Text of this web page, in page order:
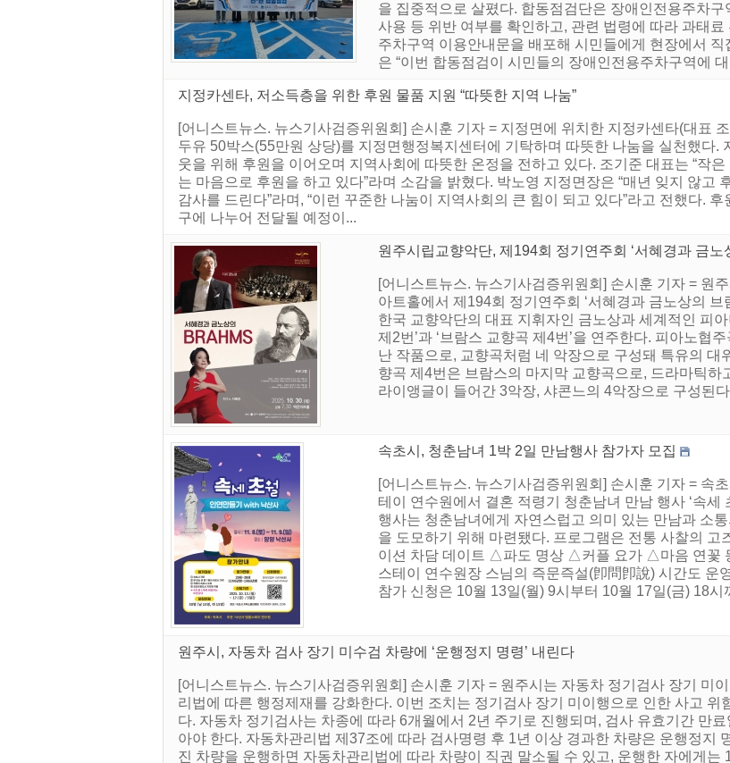
을 집중적으로 살폈다. 합동점검단은 장애인전용주차
사용 등 위반 여부를 확인하고, 관련 법령에 따라 과태
주차구역 이용안내문을 배포해 시민들에게 현장에서
은 “이번 합동점검이 시민들의 장애인전용주차구역에
지정카센타, 저소득층을 위한 후원 물품 지원 “따뜻한 지역 나눔”
[어니스트뉴스. 뉴스기사검증위원회] 손시훈 기자 = 지정면에 위치한 지정카센타(대표
두유 50박스(55만원 상당)를 지정면행정복지센터에 기탁하며 따뜻한 나눔을 실천했다.
웃을 위해 후원을 이어오며 지역사회에 따뜻한 온정을 전하고 있다. 조기준 대표는 “작
는 마음으로 후원을 하고 있다”라며 소감을 밝혔다. 박노영 지정면장은 “매년 잊지 않고
감사를 드린다”라며, “이런 꾸준한 나눔이 지역사회의 큰 힘이 되고 있다”라고 전했다.
구에 나누어 전달될 예정이...
원주시립교향악단, 제194회 정기연주회 ‘서혜경과 금노
[어니스트뉴스. 뉴스기사검증위원회] 손시훈 기자 = 원
아트홀에서 제194회 정기연주회 ‘서혜경과 금노상의
한국 교향악단의 대표 지휘자인 금노상과 세계적인 피
제2번’과 ‘브람스 교향곡 제4번’을 연주한다. 피아노협
난 작품으로, 교향곡처럼 네 악장으로 구성돼 특유의
향곡 제4번은 브람스의 마지막 교향곡으로, 드라마틱
라이앵글이 들어간 3악장, 샤콘느의 4악장으로 구성된
속초시, 청춘남녀 1박 2일 만남행사 참가자 모집
[어니스트뉴스. 뉴스기사검증위원회] 손시훈 기자 = 속
테이 연수원에서 결혼 적령기 청춘남녀 만남 행사 ‘속세
행사는 청춘남녀에게 자연스럽고 의미 있는 만남과 소
을 도모하기 위해 마련됐다. 프로그램은 전통 사찰의
이션 차담 데이트 △파도 명상 △커플 요가 △마음 연꽃
스테이 연수원장 스님의 즉문즉설(卽問卽說) 시간도 운
참가 신청은 10월 13일(월) 9시부터 10월 17일(금) 18시
원주시, 자동차 검사 장기 미수검 차량에 ‘운행정지 명령’ 내린다
[어니스트뉴스. 뉴스기사검증위원회] 손시훈 기자 = 원주시는 자동차 정기검사 장기 미
리법에 따른 행정제재를 강화한다. 이번 조치는 정기검사 장기 미이행으로 인한 사고
다. 자동차 정기검사는 차종에 따라 6개월에서 2년 주기로 진행되며, 검사 유효기간 만
아야 한다. 자동차관리법 제37조에 따라 검사명령 후 1년 이상 경과한 차량은 운행정지
진 차량을 운행하면 자동차관리법에 따라 차량이 직권 말소될 수 있고, 운행한 자에게